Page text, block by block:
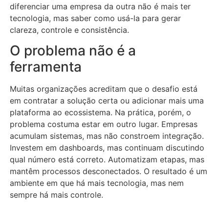
diferenciar uma empresa da outra não é mais ter
tecnologia, mas saber como usá-la para gerar
clareza, controle e consistência.
O problema não é a
ferramenta
Muitas organizações acreditam que o desafio está
em contratar a solução certa ou adicionar mais uma
plataforma ao ecossistema. Na prática, porém, o
problema costuma estar em outro lugar. Empresas
acumulam sistemas, mas não constroem integração.
Investem em dashboards, mas continuam discutindo
qual número está correto. Automatizam etapas, mas
mantêm processos desconectados. O resultado é um
ambiente em que há mais tecnologia, mas nem
sempre há mais controle.